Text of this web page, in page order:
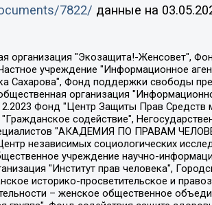
7822/ данные на
прав заключенных", Частное учреждение "Центр поддержки и содействия развитию средств массовой информации", Пензенский региональный общественный благотворительный фонд "Гражданский союз", "Север.Реалии", Некоммерческая организация Фонд "Правовая инициатива", Общество с ограниченной ответственностью "Радио Свободная Европа/Радио Свобода", Чешское информационное агентство "MEDIUM-ORIENT", Красноярская региональная общественная организация "Мы против СПИДа", Камалягин Денис Николаевич, Маркелов Сергей Евгеньевич, Пономарев Лев Александрович, Савицкая Людмила Алексеевна, Автономная некоммерческая организация "Центр по работе с проблемой насилия "НАСИЛИЮ.НЕТ", Межрегиональный профессиональный союз работников здравоохранения "Альянс врачей", Юридическое лицо, зарегистрированное в Латвийской Республике, SIA "Medusa Project" (регистрационный номер 40103797863, дата регистрации 10.06.2014), Некоммерческая организация "Фонд по борьбе с коррупцией", Автономная некоммерческая организация "Институт права и публичной политики", Баданин Роман Сергеевич, Гликин Максим Александрович, Железнова Мария Михайловна, Лукьянова Юлия Сергеевна, Маетная Елизавета Витальевна, Маняхин Петр Борисович, Чуракова Ольга Владимировна, Ярош Юлия Петровна, Юридическое лицо "The Insider SIA", зарегистрированное в Риге, Латвийская Республика (дата регистрации 26.06.2015), являющееся администратором доменного имени интернет-издания "The Insider SIA", https://theins.ru, Постернак Алексей Евгеньевич, Рубин Михаил Аркадьевич, Анин Роман Александрович, Юридическое лицо Istories fonds, зарегистрированное в Латвийской Республике (регистрационный номер 50008295751, дата регистрации 24.02.2020), Великовский Дмитрий Александрович, Долинина Ирина Николаевна, Мароховская Алеся Алексеевна, Шлейнов Роман Юрьевич, Шмагун Олеся Валентиновна, Общество с ограниченной ответственностью "Альтаир 2021", Общество с ограниченной ответственностью "Вега 2021", Общество с ограниченной ответственностью "Главный редактор 2021", Общество с ограниченной ответственностью "Ромашки монолит", Важенков Артем Валерьевич, Ивановская областная общественная организация "Центр гендерных исследований", Гурман Юрий Альбертович, Медиапроект "ОВД-Инфо", Егоров Владимир Владимирович, Жилинский Владимир Александрович, Общество с ограниченной ответственностью "ЗП", Иванова София Юрьевна, Карезина Инна Павловна, Кильтау Екатерина Викторовна, Петров Алексей Викторович,